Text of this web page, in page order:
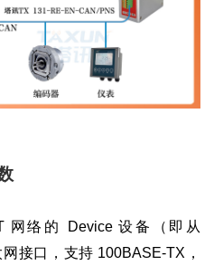
网络的 Device设备（即从
网接口，支持 100BASE-TX ，